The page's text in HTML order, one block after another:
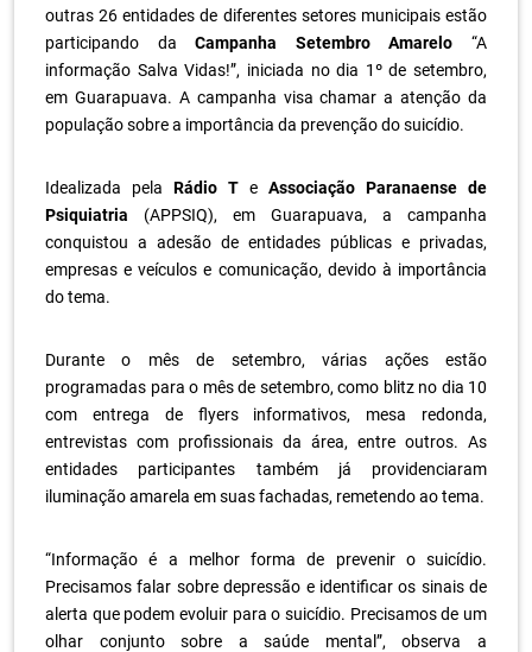
outras 26 entidades de diferentes setores municipais estão
participando daCampanha Setembro Amarelo “A
informação Salva Vidas!”, iniciada no dia 1º de setembro,
em Guarapuava. A campanha visa chamar a atenção da
população sobre a importância da prevenção do suicídio.
Idealizada pela Rádio T e Associação Paranaense de
Psiquiatria (APPSIQ), em Guarapuava, a campanha
conquistou a adesão de entidades públicas e privadas,
empresas e veículos e comunicação, devido à importância
do tema.
Durante o mês de setembro, várias ações estão
programadas para o mês de setembro, como blitz no dia 10
com entrega de flyers informativos, mesa redonda,
entrevistas com profissionais da área, entre outros. As
entidades participantes também já providenciaram
iluminação amarela em suas fachadas, remetendo ao tema.
“Informação é a melhor forma de prevenir o suicídio.
Precisamos falar sobre depressão e identificar os sinais de
alerta que podem evoluir para o suicídio. Precisamos de um
olhar conjunto sobre a saúde mental”, observa a